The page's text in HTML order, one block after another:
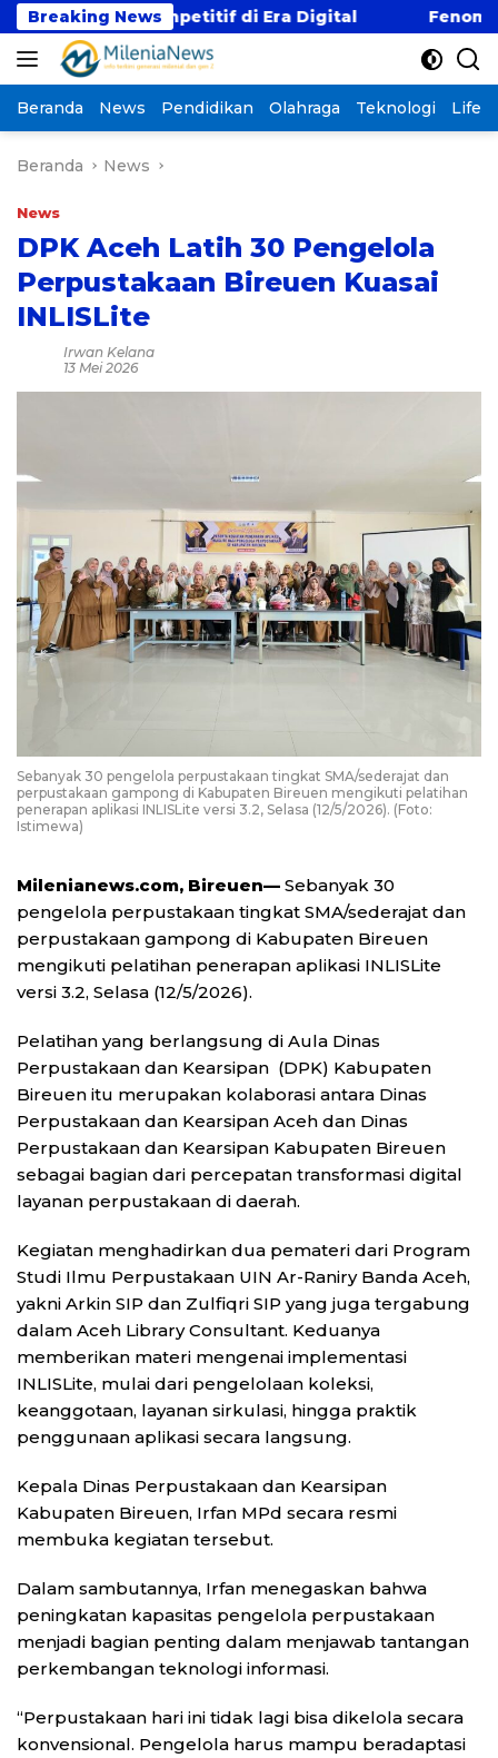
Langsung
ke
konten
Breaking News
Gaji Kompetitif di Era Digital Fenomena
Beranda News Pendidikan Olahraga Teknologi
Beranda News
News
DPK Aceh Latih 30 Pengelola
Perpustakaan Bireuen Kuasai
INLISLite
Irwan Kelana
13 Mei 2026
Sebanyak 30 pengelola perpustakaan tingkat SMA/sederajat dan
perpustakaan gampong di Kabupaten Bireuen mengikuti pelatihan
penerapan aplikasi INLISLite versi 3.2, Selasa (12/5/2026). (Foto:
Istimewa)
Milenianews.com, Bireuen— Sebanyak 30
pengelola perpustakaan tingkat SMA/sederajat dan
perpustakaan gampong di Kabupaten Bireuen
mengikuti pelatihan penerapan aplikasi INLISLite
versi 3.2, Selasa (12/5/2026).
Pelatihan yang berlangsung di Aula Dinas
Perpustakaan dan Kearsipan (DPK) Kabupaten
Bireuen itu merupakan kolaborasi antara Dinas
Perpustakaan dan Kearsipan Aceh dan Dinas
Perpustakaan dan Kearsipan Kabupaten Bireuen
sebagai bagian dari percepatan transformasi digital
layanan perpustakaan di daerah.
Kegiatan menghadirkan dua pemateri dari Program
Studi Ilmu Perpustakaan UIN Ar-Raniry Banda Aceh,
yakni Arkin SIP dan Zulfiqri SIP yang juga tergabung
dalam Aceh Library Consultant. Keduanya
memberikan materi mengenai implementasi
INLISLite, mulai dari pengelolaan koleksi,
keanggotaan, layanan sirkulasi, hingga praktik
penggunaan aplikasi secara langsung.
Kepala Dinas Perpustakaan dan Kearsipan
Kabupaten Bireuen, Irfan MPd secara resmi
membuka kegiatan tersebut.
Dalam sambutannya, Irfan menegaskan bahwa
peningkatan kapasitas pengelola perpustakaan
menjadi bagian penting dalam menjawab tantangan
perkembangan teknologi informasi.
“Perpustakaan hari ini tidak lagi bisa dikelola secara
konvensional. Pengelola harus mampu beradaptasi